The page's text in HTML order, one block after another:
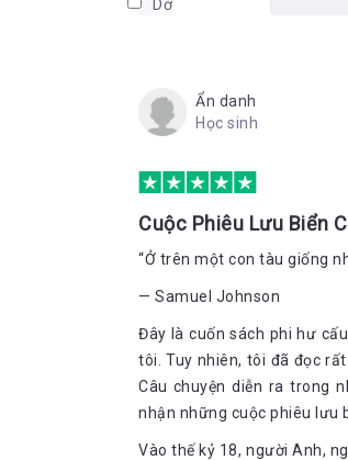
Dở
Ẩn danh
Học sinh
Cuộc Phiêu Lưu Biển
“Ở trên một con tàu giống
— Samuel Johnson
Đây là cuốn sách phi hư
tôi. Tuy nhiên, tôi đã đọc
Câu chuyện diễn ra trong
nhận những cuộc phiêu lưu
Vào thế kỷ 18, người Anh,